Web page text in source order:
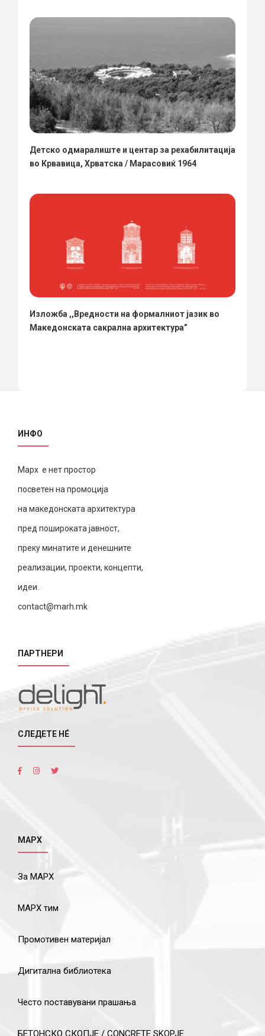
Детско одмаралиште и центар за рехабилитација
во Крвавица, Хрватска / Марасовиќ 1964
Изложба ,,Вредности на формалниот јазик во
Македонската сакрална архитектура”
ИНФО
Марх е нет простор
посветен на промоција
на македонската архитектура
пред пошироката јавност,
преку минатите и денешните
реализации, проекти, концепти,
идеи.
contact@marh.mk
ПАРТНЕРИ
СЛЕДЕТЕ НÉ
МАРХ
За МАРХ
МАРХ тим
Промотивен материјал
Дигитална библиотека
Често поставувани прашања
БЕТОНСКО СКОПЈЕ / CONCRETE SKOPJE